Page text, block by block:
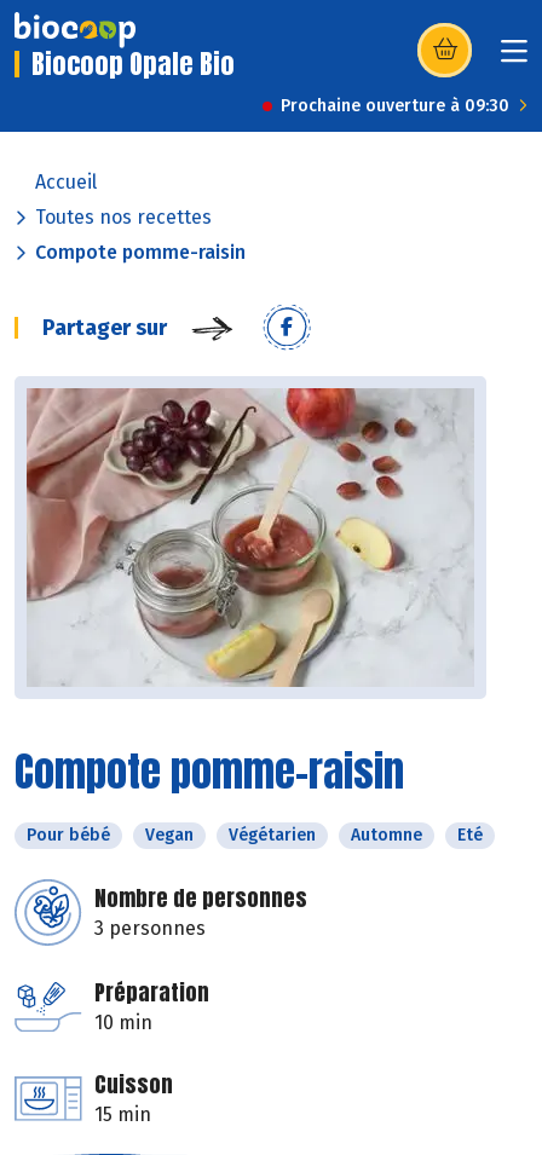
Biocoop Opale Bio (s’ouvre dans
Prochaine ouverture à 09:30
Accueil
Toutes nos recettes
Compote pomme-raisin
Partager sur
Compote pomme-raisin
Pour bébé Vegan Végétarien Automne Eté
Nombre de personnes
3 personnes
Préparation
10 min
Cuisson
15 min